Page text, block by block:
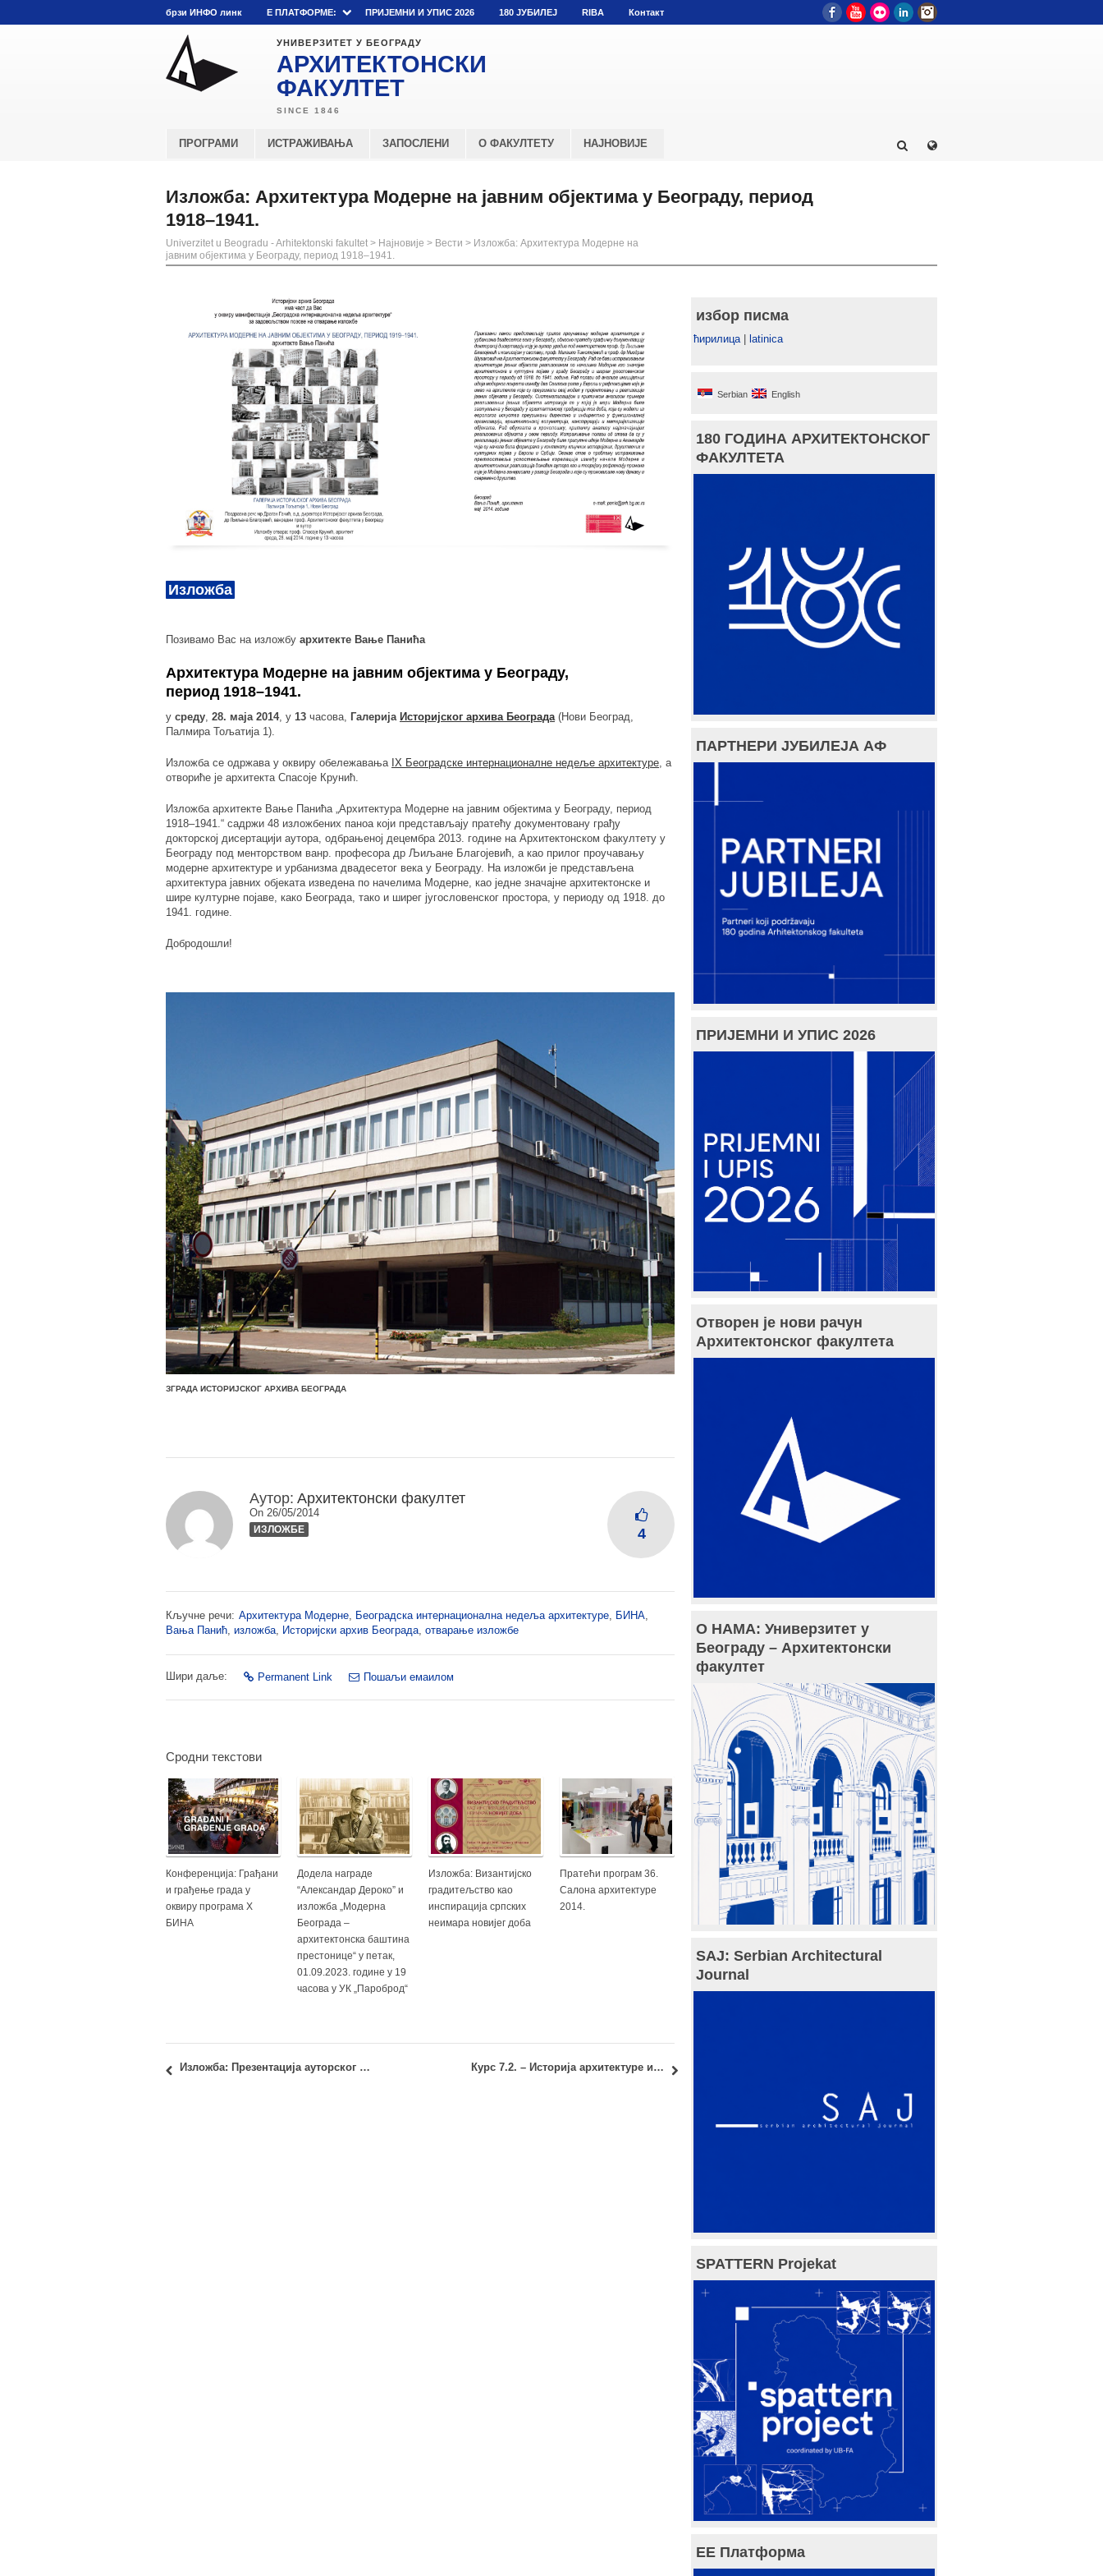
брзи ИНФО линк E ПЛАТФОРМЕ: ПРИЈЕМНИ И УПИС 2026 180 ЈУБИЛЕЈ RIBA Контакт FacebookYouTube
Flickr LinkedIn
УНИВЕРЗИТЕТ У БЕОГРАДУ
АРХИТЕКТОНСКИ
ФАКУЛТЕТ
ПРОГРАМИ ИСТРАЖИВАЊА ЗАПОСЛЕНИ О ФАКУЛТЕТУ НАЈНОВИЈЕ
Изложба: Архитектура Модерне на јавним објектима у Београду, период
1918–1941.
Univerzitet u Beogradu - Arhitektonski fakultet > Најновије > Вести > Изложба: Архитектура Модерне на
јавним објектима у Београду, период 1918–1941.
Изложба
Позивамо Вас на изложбу архитекте Вање Панића
Архитектура Модерне на јавним објектима у Београду,
период 1918–1941.
у среду 28. маја 2014, у 13 часова, Галерија Историјског архива Београда (Нови Београд,
Палмира Тољатија 1).
Изложба се одржава у оквиру обележавања IX Београдске интернационалне недеље архитектуре , а
отвориће је архитекта Спасоје Крунић.
Изложба архитекте Вање Панића „Архитектура Модерне на јавним објектима у Београду, период
1918–1941.“ садржи 48 изложбених паноа који представљају пратећу документовану грађу
докторској дисертацији аутора, одбрањеној децембра 2013. године на Архитектонском факултету у
Београду под менторством ванр. професора др Љиљане Благојевић, а као прилог проучавању
модерне архитектуре и урбанизма двадесетог века у Београду. На изложби је представљена
архитектура јавних објеката изведена по начелима Модерне, као једне значајне архитектонске и
шире културне појаве, како Београда, тако и ширег југословенског простора, у периоду од 1918. до
1941. године.
Добродошли!
ЗГРАДА ИСТОРИЈСКОГ АРХИВА БЕОГРАДА
Аутор: Архитектонски факултет
On 26/05/2014
ИЗЛОЖБЕ 4
Кључне речи: Архитектура Модерне Београдска интернационална недеља архитектуре БИНА
Вања Панић изложба Историјски архив Београда отварање изложбе
Шири даље: Permanent Link Пошаљи емаилом
Сродни текстови
Конференција: Грађани
и грађење града у
оквиру програма X
БИНА
Додела награде
“Александар Дероко” и
изложба „Модерна
Београда –
архитектонска баштина
престонице“ у петак,
01.09.2023. године у 19
часова у УК „Пароброд“
Изложба: Византијско
градитељство као
инспирација српских
неимара новијег доба
Пратећи програм 36.
Салона архитектуре
2014.
Изложба: Презентација ауторског опуса др Мирјане Лукић, дипл.инж.арх. Курс 7.2. – Историја архитектуре и насељавања 2: Нови термин колоквијума
избор писма
ћирилица| latinica
Serbian English
180 ГОДИНА АРХИТЕКТОНСКОГ
ФАКУЛТЕТА
ПАРТНЕРИ ЈУБИЛЕЈА АФ
ПРИЈЕМНИ И УПИС 2026
Отворен је нови рачун
Архитектонског факултета
О НАМА: Универзитет у
Београду – Архитектонски
факултет
SAJ: Serbian Architectural
Journal
SPATTERN Projekat
ЕЕ Платформа